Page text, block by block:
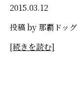
2015.03.12
投稿 by 那覇ドッ
[続きを読む]